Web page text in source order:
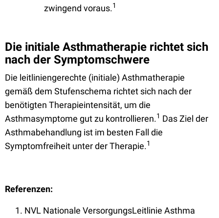
zwingend voraus.1
Die initiale Asthmatherapie richtet sich
nach der Symptomschwere
Die leitliniengerechte (initiale) Asthmatherapie
gemäß dem Stufenschema richtet sich nach der
benötigten Therapieintensität, um die
Asthmasymptome gut zu kontrollieren.1 Das Ziel der
Asthmabehandlung ist im besten Fall die
Symptomfreiheit unter der Therapie.1
Referenzen:
NVL Nationale VersorgungsLeitlinie Asthma